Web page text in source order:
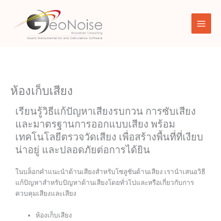
content
ห้องเก็บเสียง
เรียนรู้วิธีแก้ปัญหาเสียงรบกวน การซับเสียง
และมาตรฐานการออกแบบเสียง พร้อม
เทคโนโลยีตรวจวัดเสียง เพื่อสร้างพื้นที่ที่เงียบ
น่าอยู่ และปลอดภัยต่อการได้ยิน
ในบล็อกคำแนะนำด้านเสียงสำหรับโซลูชันด้านเสียง เรานำเสนอวิธี
แก้ปัญหาสำหรับปัญหาด้านเสียงโดยทั่วไปและหรือเกี่ยวกับการ
ควบคุมเสียงและเสียง
ห้องเก็บเสียง